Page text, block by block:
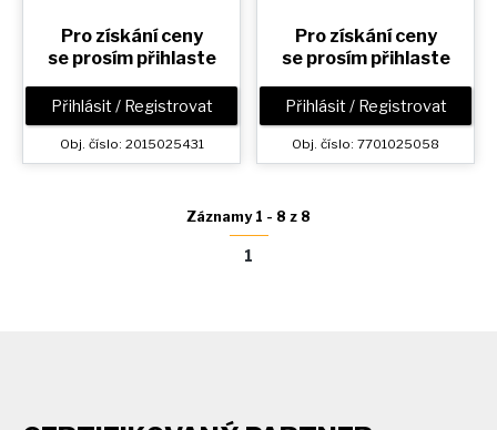
Pro získání ceny
se prosím přihlaste
Přihlásit / Registrovat
Obj. číslo: 2015025431
Pro získání ceny
se prosím přihlaste
Přihlásit / Registrovat
Obj. číslo: 7701025058
Záznamy 1 - 8 z 8
1